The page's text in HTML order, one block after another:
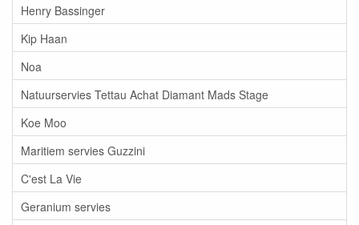
Henry Bassinger
Kip Haan
Noa
Natuurservies Tettau Achat Diamant Mads Stage
Koe Moo
Maritiem servies Guzzini
C'est La Vie
Geranium servies